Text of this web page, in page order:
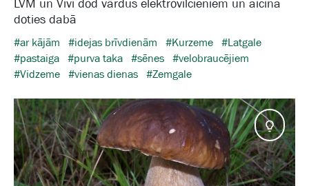
LVM un Vivi dod vārdus elektrovilcieniem un aicina
doties dabā
#ar kājām #idejas brīvdienām #Kurzeme #Latgale
#pastaiga #purva taka #sēnes #velobraucējiem
#Vidzeme #vienas dienas #Zemgale